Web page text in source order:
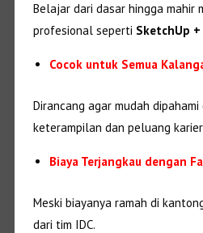
Belajar dari dasar hingga mahir
profesional seperti SketchUp +
Cocok untuk Semua
Dirancang agar mudah dipahami
keterampilan dan peluang
Biaya Terjangkau dengan
Meski biayanya ramah di
dari tim IDC.